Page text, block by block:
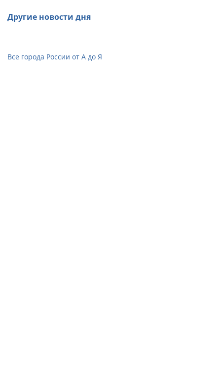
Другие новости дня
Все города России от А до Я